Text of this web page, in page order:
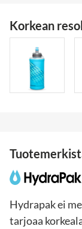
Korkean
Hydrapak ei
tarjoaa